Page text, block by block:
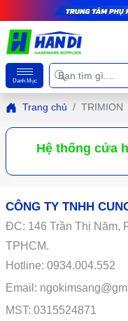
Danh Mục
Trang chủ TRIMION
Hệ thống cửa
CÔNG TY TNHH
ĐC: 146 Trần Thị Năm,
TPHCM.
Hotline: 0934.004.552
Email:
MST: 0315524871